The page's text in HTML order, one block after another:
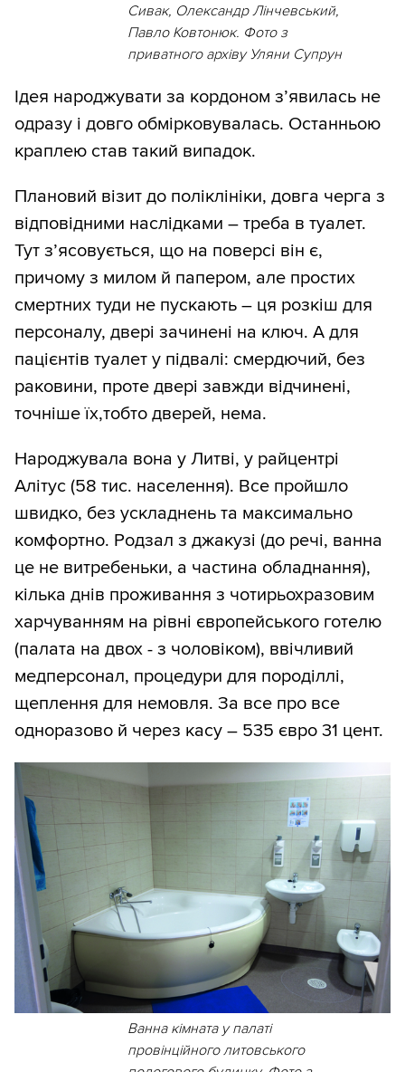
Сивак, Олександр Лінчевський,
Павло Ковтонюк. Фото з
приватного архіву Уляни Супрун
Ідея народжувати за кордоном з’явилась не
одразу і довго обмірковувалась. Останньою
краплею став такий випадок.
Плановий візит до поліклініки, довга черга з
відповідними наслідками – треба в туалет.
Тут з’ясовується, що на поверсі він є,
причому з милом й папером, але простих
смертних туди не пускають – ця розкіш для
персоналу, двері зачинені на ключ. А для
пацієнтів туалет у підвалі: смердючий, без
раковини, проте двері завжди відчинені,
точніше їх,тобто дверей, нема.
Народжувала вона у Литві, у райцентрі
Алітус (58 тис. населення). Все пройшло
швидко, без ускладнень та максимально
комфортно. Родзал з джакузі (до речі, ванна
це не витребеньки, а частина обладнання),
кілька днів проживання з чотирьохразовим
харчуванням на рівні європейського готелю
(палата на двох - з чоловіком), ввічливий
медперсонал, процедури для породіллі,
щеплення для немовля. За все про все
одноразово й через касу – 535 євро 31 цент.
Ванна кімната у палаті
провінційного литовського